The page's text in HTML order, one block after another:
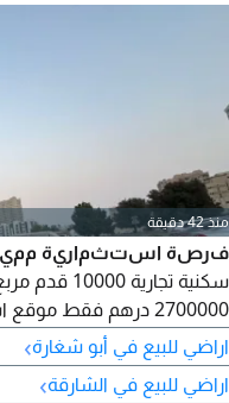
منذ 42 دقيقة
فرصة استثمارية
2700000 درهم فقط
بعائد متميز. للتفاصيل
اراضي للبيع في أبو شغارة›
اراضي للبيع في الشارقة›